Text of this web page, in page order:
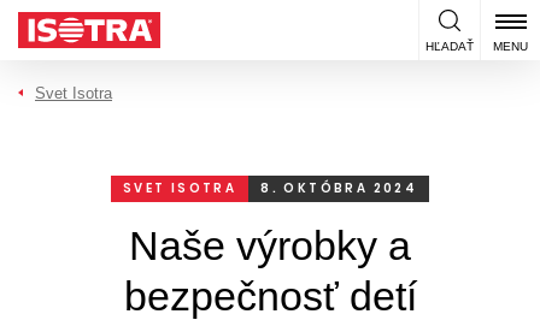
Preskočiť na obsah
HĽADAŤ MENU
Svet Isotra
SVET ISOTRA 8. OKTÓBRA 2024
Naše výrobky a
bezpečnosť detí